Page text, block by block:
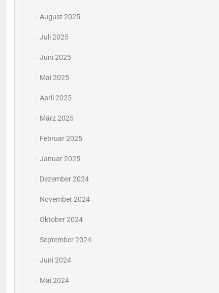
August 2025
Juli 2025
Juni 2025
Mai 2025
April 2025
März 2025
Februar 2025
Januar 2025
Dezember 2024
November 2024
Oktober 2024
September 2024
Juni 2024
Mai 2024